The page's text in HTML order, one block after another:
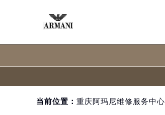
当前位置： 重庆阿玛尼维修服务中心